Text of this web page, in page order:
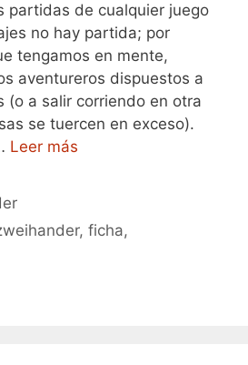
partidas de cualquier juego
no hay partida; por
tengamos en mente,
aventureros dispuestos a
(o a salir corriendo en otra
se tuercen en exceso).
Leer más
,ficha,